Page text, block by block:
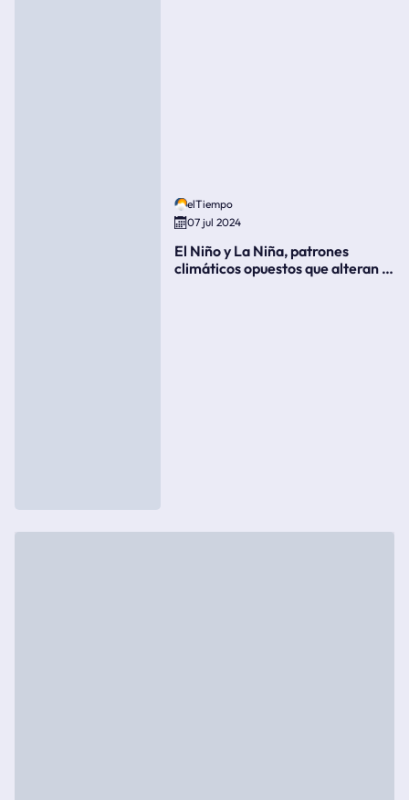
elTiempo
07 jul 2024
El Niño y La Niña, patrones
climáticos opuestos que alteran la